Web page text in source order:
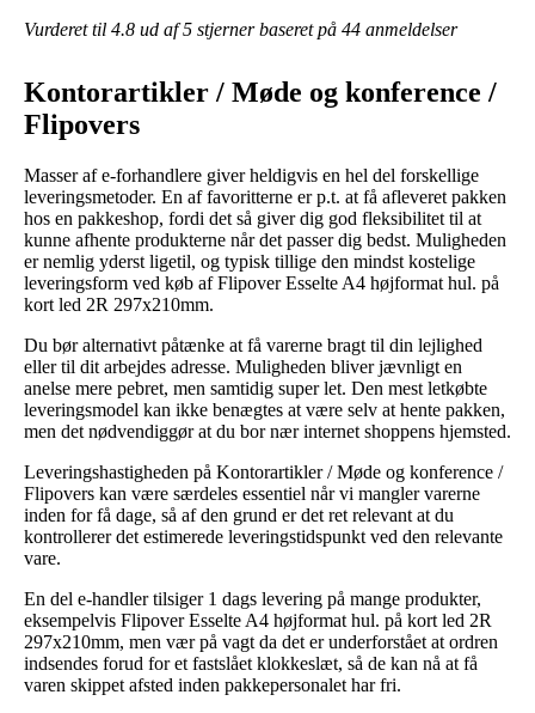
Vurderet til 4.8 ud af 5 stjerner baseret på 44 anmeldelser
Kontorartikler / Møde og konference /
Flipovers
Masser af e-forhandlere giver heldigvis en hel del forskellige
leveringsmetoder. En af favoritterne er p.t. at få afleveret pakken
hos en pakkeshop, fordi det så giver dig god fleksibilitet til at
kunne afhente produkterne når det passer dig bedst. Muligheden
er nemlig yderst ligetil, og typisk tillige den mindst kostelige
leveringsform ved køb af Flipover Esselte A4 højformat hul. på
kort led 2R 297x210mm.
Du bør alternativt påtænke at få varerne bragt til din lejlighed
eller til dit arbejdes adresse. Muligheden bliver jævnligt en
anelse mere pebret, men samtidig super let. Den mest letkøbte
leveringsmodel kan ikke benægtes at være selv at hente pakken,
men det nødvendiggør at du bor nær internet shoppens hjemsted.
Leveringshastigheden på Kontorartikler / Møde og konference /
Flipovers kan være særdeles essentiel når vi mangler varerne
inden for få dage, så af den grund er det ret relevant at du
kontrollerer det estimerede leveringstidspunkt ved den relevante
vare.
En del e-handler tilsiger 1 dags levering på mange produkter,
eksempelvis Flipover Esselte A4 højformat hul. på kort led 2R
297x210mm, men vær på vagt da det er underforstået at ordren
indsendes forud for et fastslået klokkeslæt, så de kan nå at få
varen skippet afsted inden pakkepersonalet har fri.